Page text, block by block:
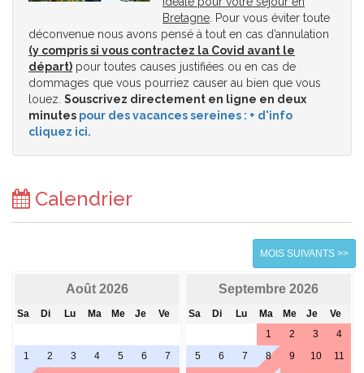
Bretagne . Pour vous éviter toute
déconvenue nous avons pensé à tout en cas d’annulation
(y compris si vous contractez la Covid avant le
départ) pour toutes causes justifiées ou en cas de
dommages que vous pourriez causer au bien que vous
louez. Souscrivez directement en ligne en deux
minutes pour des vacances sereines : + d'info
cliquez ici.
Calendrier
MOIS SUIVANTS >>
Août 2026
Sa Di Lu Ma Me Je Ve
1 2 3 4 5 6
7
Septembre 2026
Sa Di Lu Ma Me Je
Ve
1
2 3
4
5
6 7 8 9 10
11